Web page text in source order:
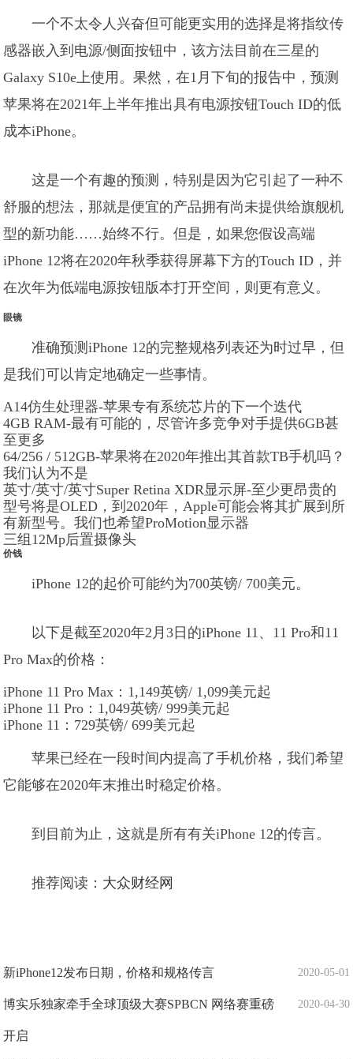
一个不太令人兴奋但可能更实用的选择是将指纹传
感器嵌入到电源/侧面按钮中，该方法目前在三星的
Galaxy S10e上使用。果然，在1月下旬的报告中，预测
苹果将在2021年上半年推出具有电源按钮Touch ID的低
成本iPhone。
这是一个有趣的预测，特别是因为它引起了一种不
舒服的想法，那就是便宜的产品拥有尚未提供给旗舰机
型的新功能……始终不行。但是，如果您假设高端
iPhone 12将在2020年秋季获得屏幕下方的Touch ID，并
在次年为低端电源按钮版本打开空间，则更有意义。
眼镜
准确预测iPhone 12的完整规格列表还为时过早，但
是我们可以肯定地确定一些事情。
A14仿生处理器-苹果专有系统芯片的下一个迭代
4GB RAM-最有可能的，尽管许多竞争对手提供6GB甚
至更多
64/256 / 512GB-苹果将在2020年推出其首款TB手机吗？
我们认为不是
英寸/英寸/英寸Super Retina XDR显示屏-至少更昂贵的
型号将是OLED，到2020年，Apple可能会将其扩展到所
有新型号。我们也希望ProMotion显示器
三组12Mp后置摄像头
价钱
iPhone 12的起价可能约为700英镑/ 700美元。
以下是截至2020年2月3日的iPhone 11、11 Pro和11
Pro Max的价格：
iPhone 11 Pro Max：1,149英镑/ 1,099美元起
iPhone 11 Pro：1,049英镑/ 999美元起
iPhone 11：729英镑/ 699美元起
苹果已经在一段时间内提高了手机价格，我们希望
它能够在2020年末推出时稳定价格。
到目前为止，这就是所有有关iPhone 12的传言。
推荐阅读： 大众财经网
2020-05-01
新iPhone12发布日期，价格和规格传言
2020-04-30
博实乐独家牵手全球顶级大赛SPBCN 网络赛重磅
开启